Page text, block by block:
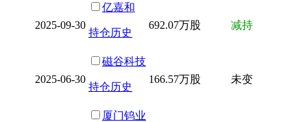
2025-09-30
亿嘉和
持仓历史
692.07万股 减持
2025-06-30
磁谷科技
持仓历史
166.57万股 未变
厦门钨业